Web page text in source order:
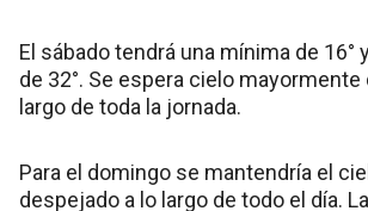
El sábado tendrá una mínima de 16°
de 32°. Se espera cielo
largo de toda la jornada.
Para el domingo se mantendría el
despejado a lo largo de todo el día.